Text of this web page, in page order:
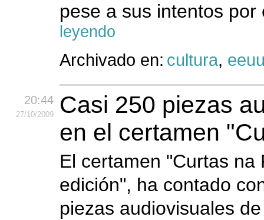
pese a sus intentos
leyendo
Archivado en: cultura,
20:44
27/10/2009
Casi 250 piezas
en el certamen
El certamen "Curtas
edición", ha contado
piezas audiovisuales